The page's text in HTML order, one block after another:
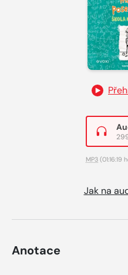
MP3 (01:16:19
Jak na
Anotace